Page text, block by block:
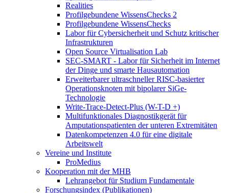
Realities
Profilgebundene WissensChecks 2
Profilgebundene WissensChecks
Labor für Cybersicherheit und Schutz kritischer
Infrastrukturen
Open Source Virtualisation Lab
SEC-SMART - Labor für Sicherheit im Internet
der Dinge und smarte Hausautomation
Erweiterbarer ultraschneller RISC-basierter
Operationsknoten mit bipolarer SiGe-
Technologie
Write-Trace-Detect-Plus (W-T-D +)
Multifunktionales Diagnostikgerät für
Amputationspatienten der unteren Extremitäten
Datenkompetenzen 4.0 für eine digitale
Arbeitswelt
Vereine und Institute
ProMedius
Kooperation mit der MHB
Lehrangebot für Studium Fundamentale
Forschungsindex (Publikationen)